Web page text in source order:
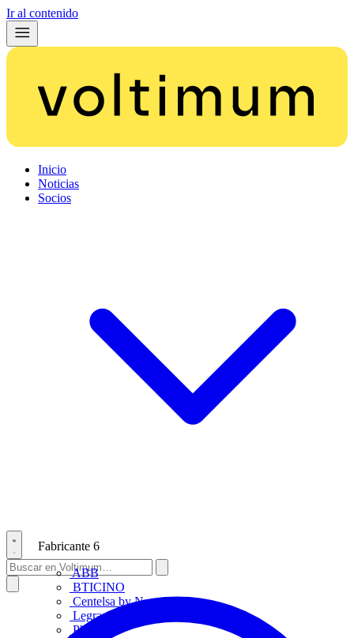
Ir al contenido
Inicio
Noticias
Socios
Fabricante 6
ABB
BTICINO
Centelsa by Nexans
Legrand
Philips